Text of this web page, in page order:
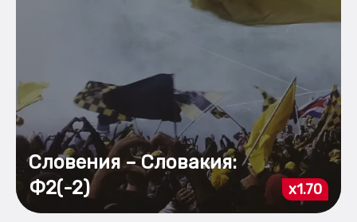
Словения – Словакия:
Ф2(-2)
x1.70